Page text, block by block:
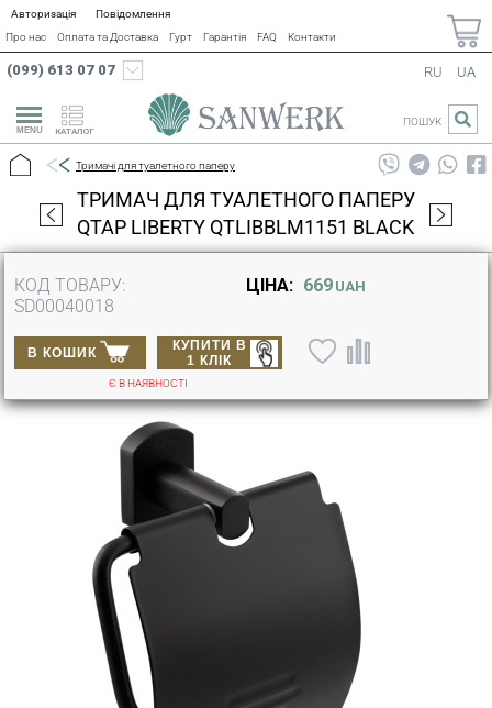
Авторизація
Повідомлення
Про нас
Оплата та Доставка Гурт Гарантія FAQ Контакти
(099) 613 07 07
КАТАЛОГ
RU UA
ПОШУК
Тримачі для туалетного паперу
ТРИМАЧ ДЛЯ ТУАЛЕТНОГО ПАПЕРУ
QTAP LIBERTY QTLIBBLM1151 BLACK
КОД ТОВАРУ:
SD00040018
ЦІНА: 669 UAH
В КОШИК
КУПИТИ В
1 КЛІК
Є В НАЯВНОСТІ